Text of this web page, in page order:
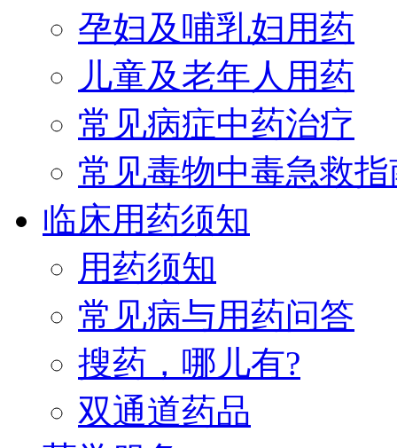
孕妇及哺乳妇用药
儿童及老年人用药
常见病症中药治疗
常见毒物中毒急救指
临床用药须知
用药须知
常见病与用药问答
搜药，哪儿有?
双通道药品